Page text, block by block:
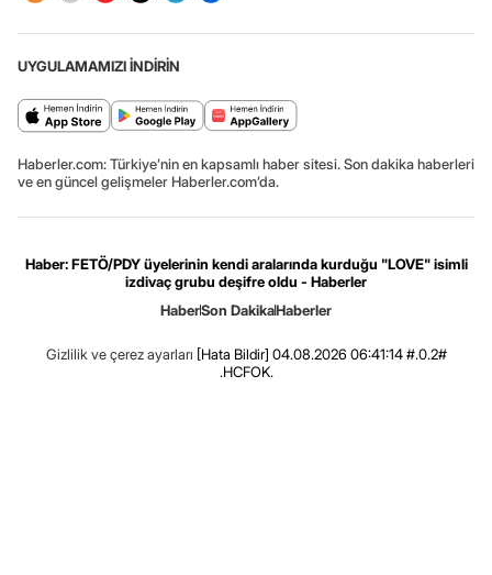
UYGULAMAMIZI İNDİRİN
Haberler.com: Türkiye’nin en kapsamlı haber sitesi. Son dakika haberleri
ve en güncel gelişmeler Haberler.com’da.
Haber: FETÖ/PDY üyelerinin kendi aralarında kurduğu "LOVE" isimli
izdivaç grubu deşifre oldu - Haberler
HaberSon DakikaHaberler
Gizlilik ve çerez ayarları [Hata Bildir] 04.08.2026 06:41:14 #.0.2#
.HCFOK.